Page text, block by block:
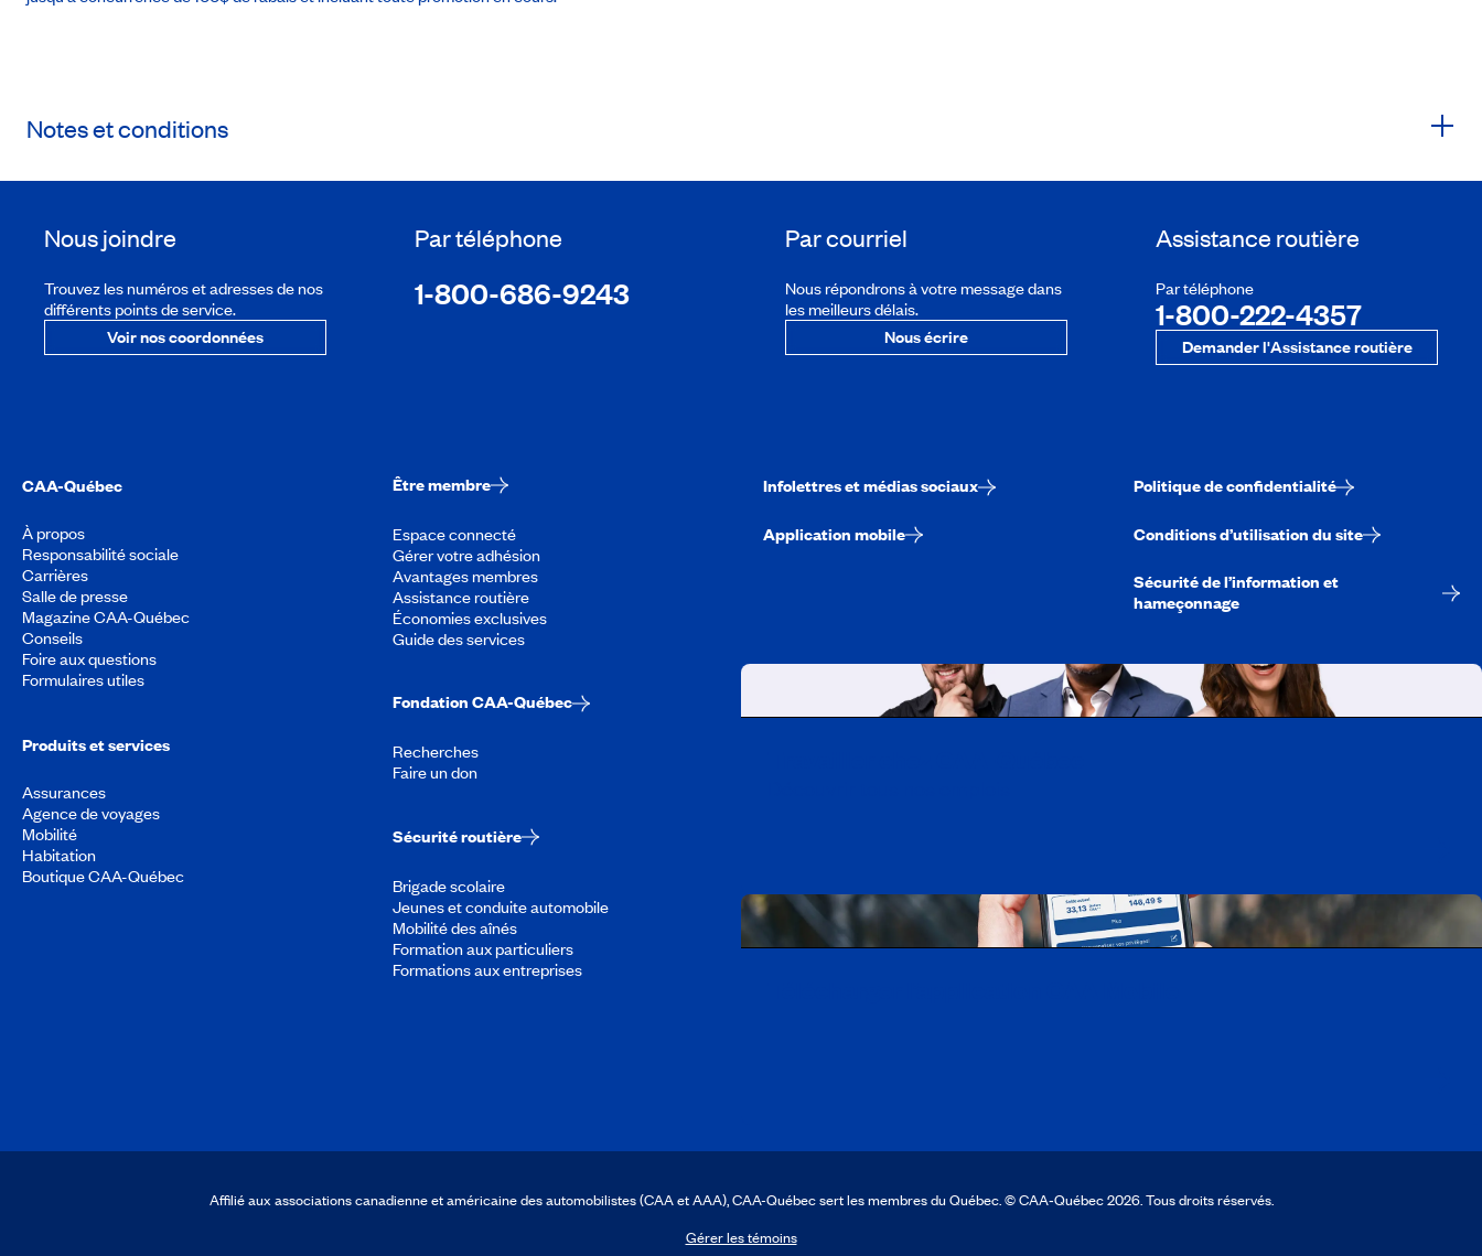
Notes et conditions
Nous joindre
Trouvez les numéros et adresses de nos
différents points de service.
Voir nos coordonnées
Par téléphone
1-800-686-9243
Par courriel
Nous répondrons à votre message dans
les meilleurs délais.
Nous écrire
Assistance routière
Par téléphone
1-800-222-4357
Demander l'Assistance routière
CAA-Québec
À propos
Responsabilité sociale
Carrières
Salle de presse
Magazine CAA-Québec
Conseils
Foire aux questions
Formulaires utiles
Produits et services
Assurances
Agence de voyages
Mobilité
Habitation
Boutique CAA-Québec
Être membre
Espace connecté
Gérer votre adhésion
Avantages membres
Assistance routière
Économies exclusives
Guide des services
Fondation CAA-Québec
Recherches
Faire un don
Sécurité routière
Brigade scolaire
Jeunes et conduite automobile
Mobilité des aînés
Formation aux particuliers
Formations aux entreprises
Infolettres et médias sociaux
Application mobile
Politique de confidentialité
Conditions d’utilisation du site
Sécurité de l’information et
hameçonnage
Affilié aux associations canadienne et américaine des automobilistes (CAA et AAA), CAA-Québec sert les membres du Québec. © CAA‑Québec 2026. Tous droits réservés.
Gérer les témoins